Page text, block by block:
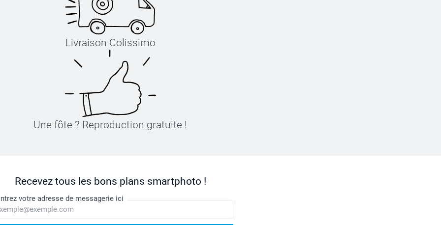
Livraison Colissimo
Une fôte ? Reproduction gratuite !
Recevez tous les bons plans smartphoto !
votre adresse de messagerie ici